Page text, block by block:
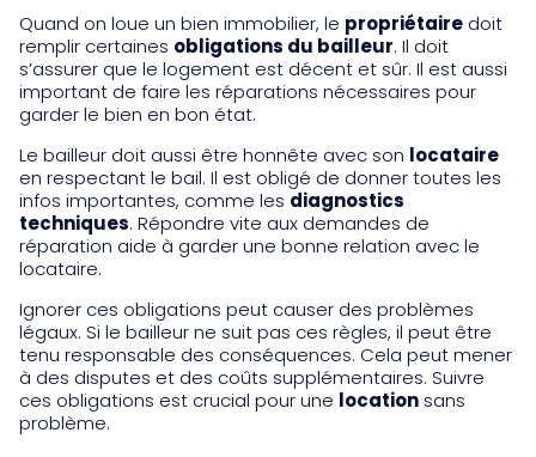
Quand on loue un bien immobilier, le propriétaire doit
remplir certaines obligations du bailleur. Il doit
s’assurer que le logement est décent et sûr. Il est aussi
important de faire les réparations nécessaires pour
garder le bien en bon état.
Le bailleur doit aussi être honnête avec son locataire
en respectant le bail. Il est obligé de donner toutes les
infos importantes, comme les diagnostics
techniques. Répondre vite aux demandes de
réparation aide à garder une bonne relation avec le
locataire.
Ignorer ces obligations peut causer des problèmes
légaux. Si le bailleur ne suit pas ces règles, il peut être
tenu responsable des conséquences. Cela peut mener
à des disputes et des coûts supplémentaires. Suivre
ces obligations est crucial pour une location sans
problème.